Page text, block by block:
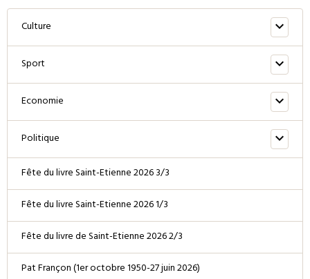
Culture
Sport
Economie
Politique
Fête du livre Saint-Etienne 2026 3/3
Fête du livre Saint-Etienne 2026 1/3
Fête du livre de Saint-Etienne 2026 2/3
Pat Françon (1er octobre 1950-27 juin 2026)